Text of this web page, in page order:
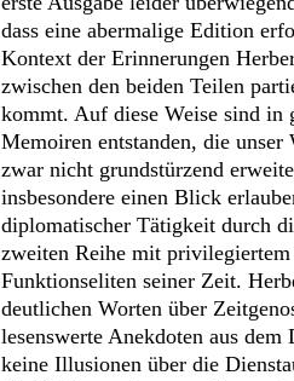
dass eine abermalige Edition
Kontext der Erinnerungen
zwischen den beiden Teilen
kommt. Auf diese Weise sind in
Memoiren entstanden, die
zwar nicht grundstürzend
insbesondere einen Blick
diplomatischer Tätigkeit durch
zweiten Reihe mit
Funktionseliten seiner Zeit.
deutlichen Worten über
lesenswerte Anekdoten aus
keine Illusionen über die